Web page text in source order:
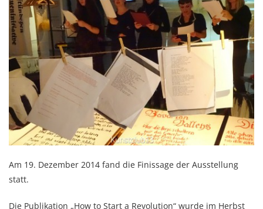
Am 19. Dezember 2014 fand die Finissage der Ausstellung
statt.
Die Publikation „How to Start a Revolution“ wurde im Herbst